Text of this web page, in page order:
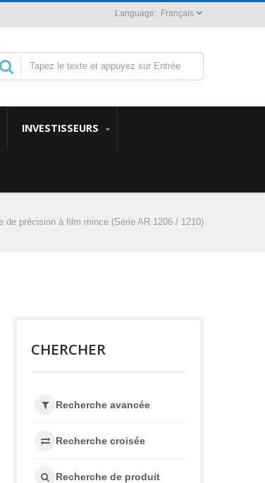
Français
INVESTISSEURS
de précision à film mince (Série AR 1206 / 1210)
CHERCHER
Recherche avancée
Recherche croisée
Recherche de produit